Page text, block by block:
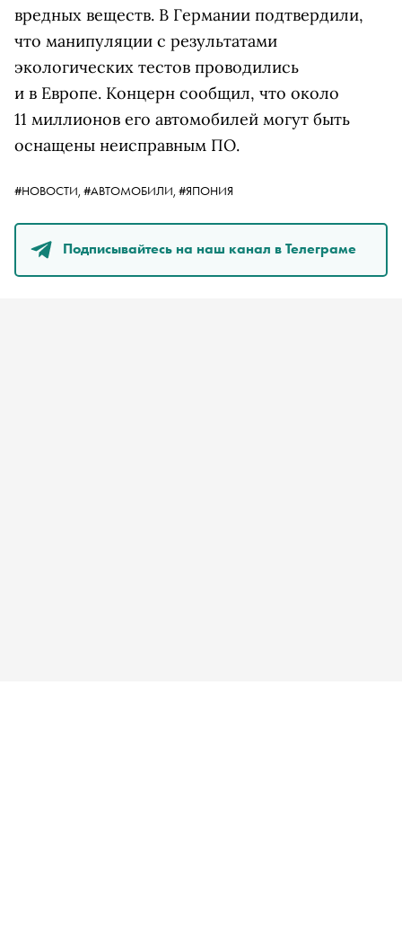
вредных веществ. В Германии подтвердили,
что манипуляции с результатами
экологических тестов проводились
и в Европе. Концерн сообщил, что около
11 миллионов его автомобилей могут быть
оснащены неисправным ПО.
#НОВОСТИ, #АВТОМОБИЛИ, #ЯПОНИЯ
Подписывайтесь на наш канал в Телеграме